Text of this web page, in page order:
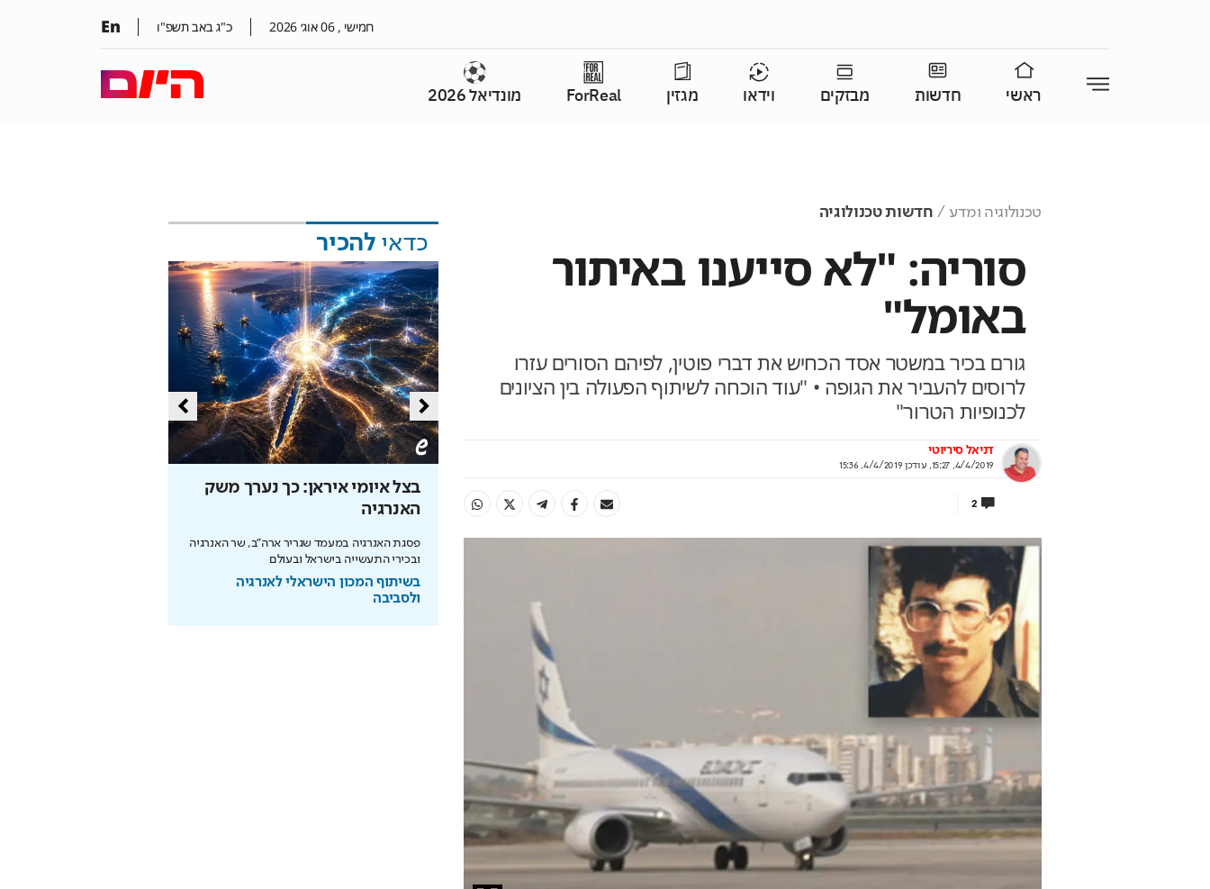
חמישי , 06אוג׳ 2026 כ"ג באב תשפ"ו En
ראשי חדשות מבזקים וידאו מגזין ForReal מונדיאל 2026
טכנולוגיה ומדע חדשות טכנולוגיה
סוריה: "לא סייענו באיתור
באומל"
גורם בכיר במשטר אסד הכחיש את דברי פוטין, לפיהם הסורים עזרו
לרוסים להעביר את הגופה • "עוד הוכחה לשיתוף הפעולה בין הציונים
לכנופיות הטרור"
דניאל סיריוטי
4/4/2019, 15:27
, עודכן 4/4/2019, 15:36
2
כדאי להכיר
בצל איומי איראן: כך נערך משק
האנרגיה
פסגת האנרגיה במעמד שגריר ארה"ב, שר האנרגיה
ובכירי התעשייה בישראל ובעולם
בשיתוף המכון הישראלי לאנרגיה
ולסביבה
ותשלום זכיות מיידי
בשיתוף המועצה להסדר ההימורים
בספורט
קבוצת אלמוג מציגה את פרויקט MALA: מגדלי